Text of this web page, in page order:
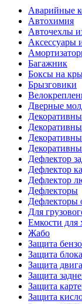
Аварийные
Автохимия
Авточехлы
Аксессуары
Багажник
Боксы на
Брызговики
Дверные
Дефлектор
Дефлектор
Дефлектор
Дефлекторы
Дефлекторы
Для
Емкости для
Жабо
Защита
Защита
Защита
Защита
Защита
Защита